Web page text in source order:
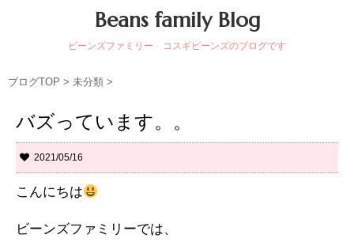
Beans family Blog
ビーンズファミリー コスギビーンズのブログです
ブログTOP > 未分類 >
バズっています。。
2021/05/16
こんにちは
ビーンズファミリーでは、